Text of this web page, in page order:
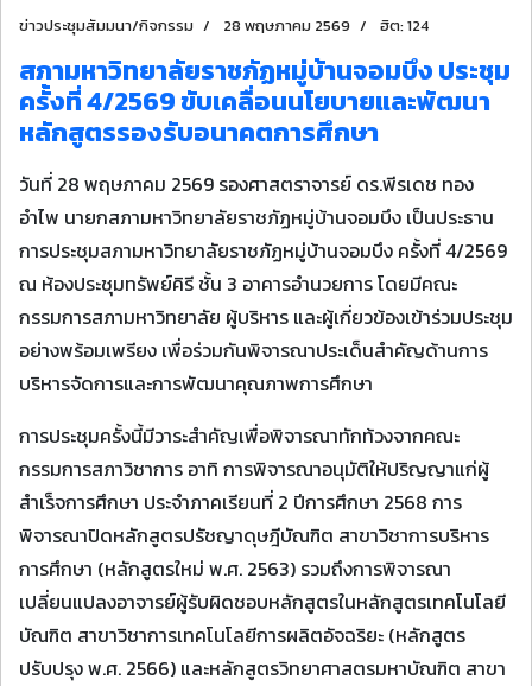
ข่าวประชุมสัมมนา/กิจกรรม 28 พฤษภาคม 2569 ฮิต: 124
สภามหาวิทยาลัยราชภัฏหมู่บ้านจอมบึง ประชุม
ครั้งที่ 4/2569 ขับเคลื่อนนโยบายและพัฒนา
หลักสูตรรองรับอนาคตการศึกษา
วันที่ 28 พฤษภาคม 2569 รองศาสตราจารย์ ดร.พีรเดช ทอง
อำไพ นายกสภามหาวิทยาลัยราชภัฏหมู่บ้านจอมบึง เป็นประธาน
การประชุมสภามหาวิทยาลัยราชภัฏหมู่บ้านจอมบึง ครั้งที่ 4/2569
ณ ห้องประชุมทรัพย์คิรี ชั้น 3 อาคารอำนวยการ โดยมีคณะ
กรรมการสภามหาวิทยาลัย ผู้บริหาร และผู้เกี่ยวข้องเข้าร่วมประชุม
อย่างพร้อมเพรียง เพื่อร่วมกันพิจารณาประเด็นสำคัญด้านการ
บริหารจัดการและการพัฒนาคุณภาพการศึกษา
การประชุมครั้งนี้มีวาระสำคัญเพื่อพิจารณาทักท้วงจากคณะ
กรรมการสภาวิชาการ อาทิ การพิจารณาอนุมัติให้ปริญญาแก่ผู้
สำเร็จการศึกษา ประจำภาคเรียนที่ 2 ปีการศึกษา 2568 การ
พิจารณาปิดหลักสูตรปรัชญาดุษฎีบัณฑิต สาขาวิชาการบริหาร
การศึกษา (หลักสูตรใหม่ พ.ศ. 2563) รวมถึงการพิจารณา
เปลี่ยนแปลงอาจารย์ผู้รับผิดชอบหลักสูตรในหลักสูตรเทคโนโลยี
บัณฑิต สาขาวิชาการเทคโนโลยีการผลิตอัจฉริยะ (หลักสูตร
ปรับปรุง พ.ศ. 2566) และหลักสูตรวิทยาศาสตรมหาบัณฑิต สาขา